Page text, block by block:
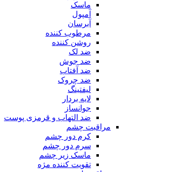
ماسک
آمپول
آبرسان
مرطوب کننده
روشن کننده
ضد لک
ضد جوش
ضد آفتاب
ضد چروک
لیفتینگ
لایه بردار
جوانساز
ضد التهاب و قرمزی پوست
مراقبت چشم
کرم دور چشم
سرم دور چشم
ماسک زیر چشم
تقویت کننده مژه